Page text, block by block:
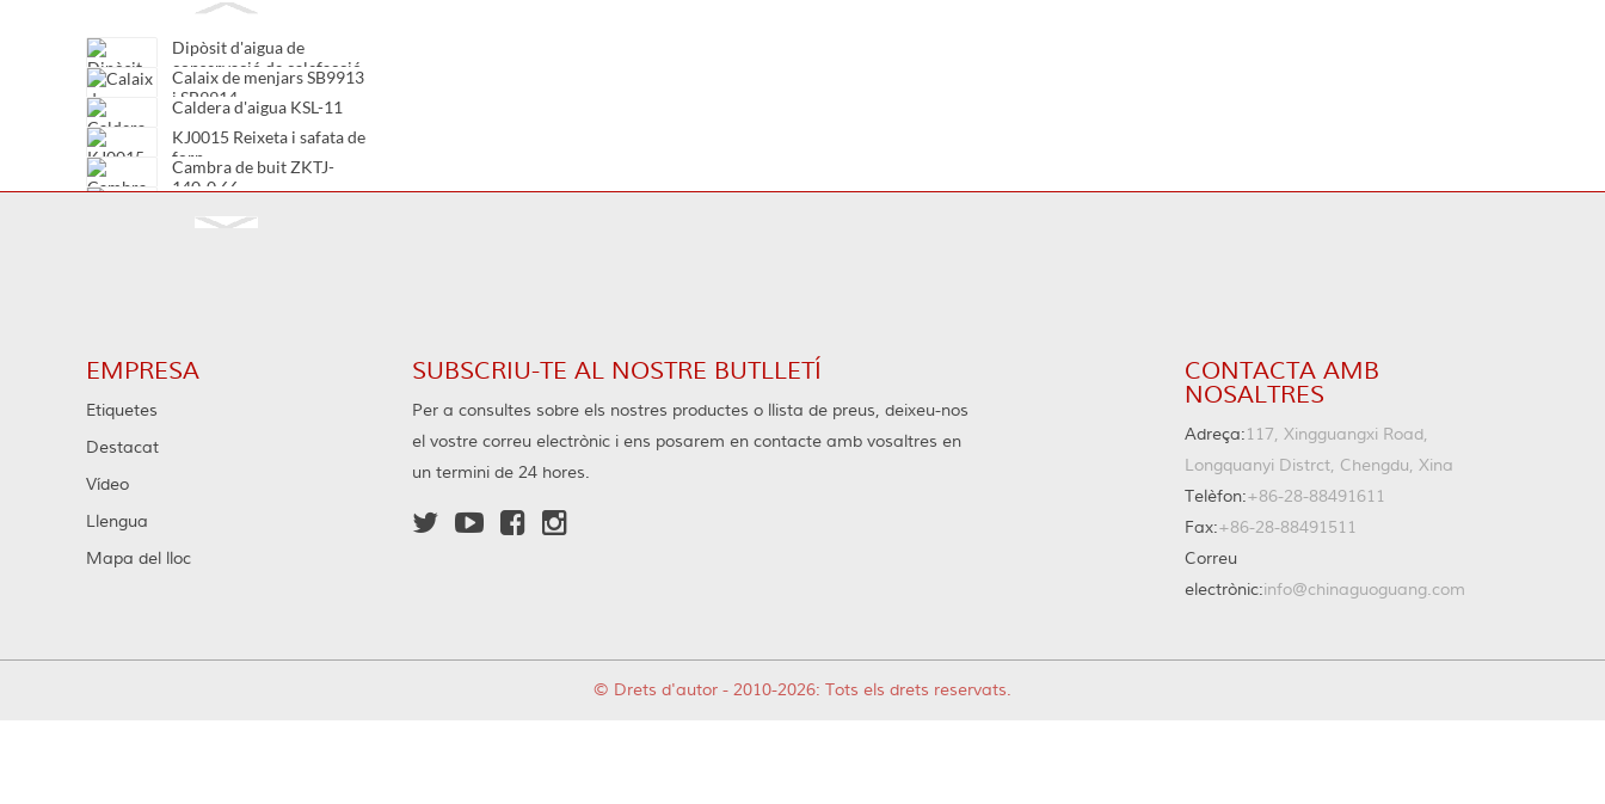
Dipòsit d'aigua de
conservació de calefacció
SXB-11A
Calaix de menjars SB9913
i SB9914
Caldera d'aigua KSL-11
KJ0015 Reixeta i safata de
forn
Cambra de buit ZKTJ-
140-0.66
Cambra de buit TJC20-
12/630
Cambra de buit TJC20-
EMPRESA
Etiquetes
Destacat
Vídeo
Llengua
Mapa del lloc
SUBSCRIU-TE AL NOSTRE BUTLLETÍ
Per a consultes sobre els nostres productes o llista de preus, deixeu-nos
el vostre correu electrònic i ens posarem en contacte amb vosaltres en
un termini de 24 hores.
   
CONTACTA AMB
NOSALTRES
Adreça:117, Xingguangxi Road,
Longquanyi Distrct, Chengdu, Xina
Telèfon:+86-28-88491611
Fax:+86-28-88491511
Correu
electrònic:info@chinaguoguang.com
© Drets d'autor - 2010-2026: Tots els drets reservats.